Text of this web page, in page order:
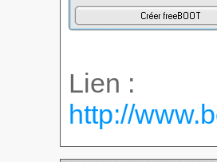
Lien :
http://